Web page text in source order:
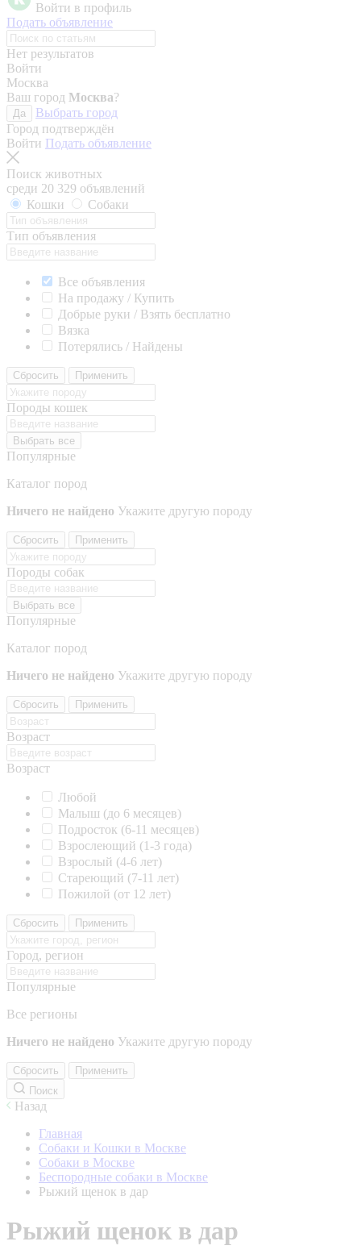
Войти в профиль
Подать объявление
Нет результатов
Войти
Москва
Ваш город Москва?
Да
Выбрать город
Город подтверждён
Войти Подать объявление
Поиск животных
среди 20 329 объявлений
Кошки
Собаки
Тип объявления
Все объявления
На продажу / Купить
Добрые руки / Взять бесплатно
Вязка
Потерялись / Найдены
Сбросить Применить
Породы кошек
Выбрать все
Популярные
Каталог пород
Ничего не найдено Укажите другую породу
Сбросить Применить
Породы собак
Выбрать все
Популярные
Каталог пород
Ничего не найдено Укажите другую породу
Сбросить Применить
Возраст
Возраст
Любой
Малыш (до 6 месяцев)
Подросток (6-11 месяцев)
Взрослеющий (1-3 года)
Взрослый (4-6 лет)
Стареющий (7-11 лет)
Пожилой (от 12 лет)
Сбросить Применить
Город, регион
Популярные
Все регионы
Ничего не найдено Укажите другую породу
Сбросить
Применить
Поиск
Назад
Главная
Собаки и Кошки в Москве
Собаки в Москве
Беспородные собаки в Москве
Рыжий щенок в дар
Рыжий щенок в дар